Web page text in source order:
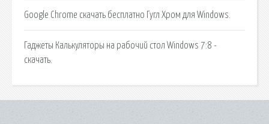
Google Chrome скачать бесплатно Гугл Хром для Windows.
Гаджеты Калькуляторы на рабочий стол Windows 7:8 -
скачать.